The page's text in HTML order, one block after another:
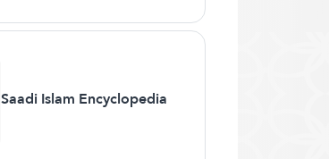
Saadi Islam Encyclopedia